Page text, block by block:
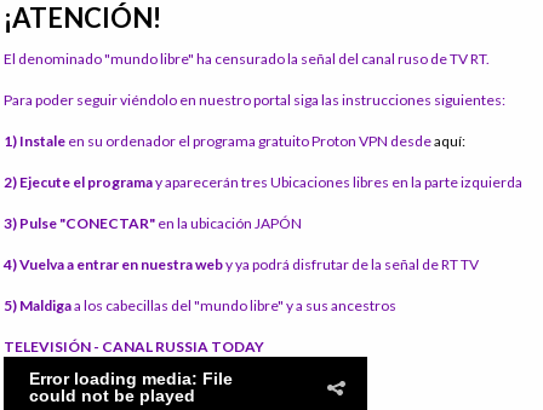
¡ATENCIÓN!
El denominado "mundo libre" ha censurado la señal del canal ruso de TV RT.
Para poder seguir viéndolo en nuestro portal siga las instrucciones siguientes:
1) Instale en su ordenador el programa gratuito Proton VPN desdeaquí:
2) Ejecute el programay aparecerán tres Ubicaciones libres en la parte izquierda
3) Pulse "CONECTAR" en la ubicación JAPÓN
4) Vuelva a entrar en nuestra weby ya podrá disfrutar de la señal de RT TV
5) Maldigaa los cabecillas del "mundo libre" y a sus ancestros
TELEVISIÓN - CANAL RUSSIA TODAY